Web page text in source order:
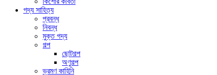
গদ্য সাহিত্য
প্রবন্ধ
নিবন্ধ
মুক্ত গদ্য
গল্প
ছোটগল্প
অণুগল্প
ভ্রমণ কাহিনি